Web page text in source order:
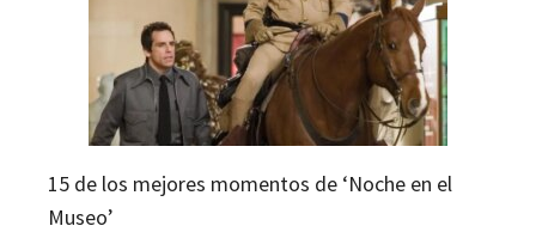
15 de los mejores momentos de ‘Noche en el
Museo’